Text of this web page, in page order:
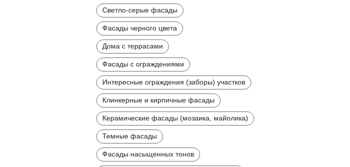
Светло-серые фасады
Фасады черного цвета
Дома с террасами
Фасады с ограждениями
Интересные ограждения (заборы) участков
Клинкерные и кирпичные фасады
Керамические фасады (мозаика, майолика)
Темные фасады
Фасады насыщенных тонов